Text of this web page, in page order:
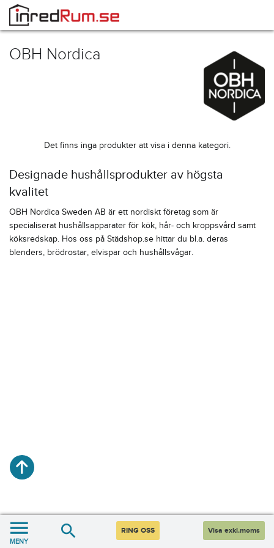
OBH Nordica
Det finns inga produkter att visa i denna kategori.
Designade hushållsprodukter av högsta
kvalitet
OBH Nordica Sweden AB är ett nordiskt företag som är
specialiserat hushållsapparater för kök, hår- och kroppsvård samt
köksredskap. Hos oss på Städshop.se hittar du bl.a. deras
blenders, brödrostar, elvispar och hushållsvågar.
MENY
RING OSS Visa exkl.moms